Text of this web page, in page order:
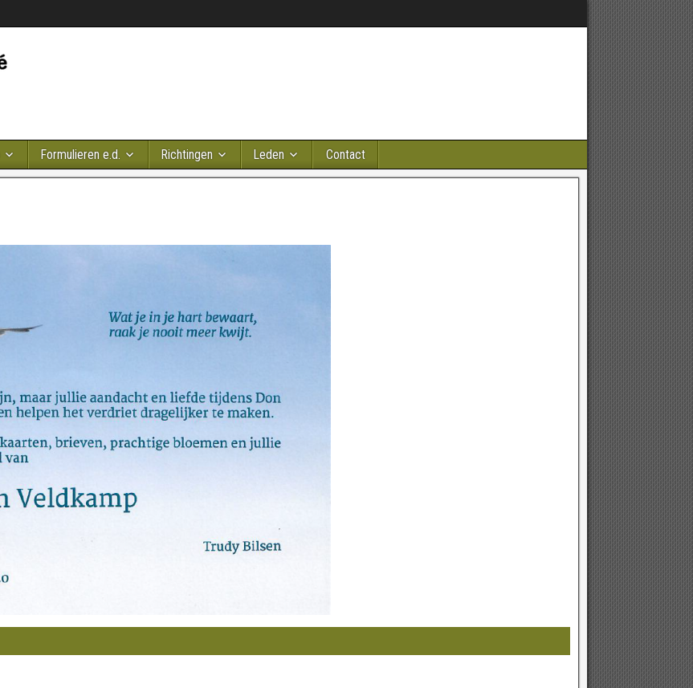
Formulieren e.d. Richtingen Leden Contact